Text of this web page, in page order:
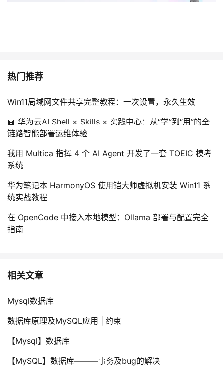
热门推荐
Win11局域网文件共享完整教程：一次设置，永久生效
🤖 华为云AI Shell × Skills × 实践中心：从“学”到“用”的全
链路智能部署运维体验
我用 Multica 指挥 4 个 AI Agent 开发了一套 TOEIC 模考
系统
华为笔记本 HarmonyOS 使用铠大师虚拟机安装 Win11 系
统实战教程
在 OpenCode 中接入本地模型：Ollama 部署与配置完全
指南
相关文章
Mysql数据库
数据库原理及MySQL应用 | 约束
【Mysql】数据库
【MySQL】数据库———事务及bug的解决